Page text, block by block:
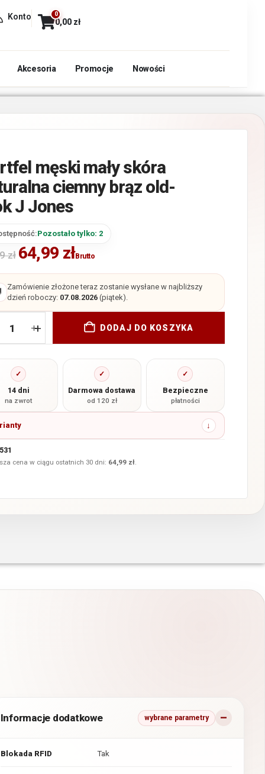
Konto 0
0,00 zł
Akcesoria Promocje Nowości
męski mały skóra
ciemny brąz old-
J Jones
Pozostało tylko: 2
zł 64,99 złBrutto
Zamówienie złożone teraz zostanie wysłane w najbliższy
dzień roboczy: 07.08.2026(piątek).
+ DODAJ DO KOSZYKA
✓
14 dni
na zwrot
✓
Darmowa dostawa
od 120 zł
✓
Bezpieczne
płatności
cena w ciągu ostatnich 30 dni: 64,99 zł.
Informacje dodatkowe wybrane parametry
Blokada RFID Tak